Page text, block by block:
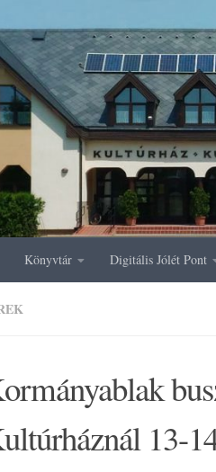
Könyvtár Digitális Jólét Pont
13-